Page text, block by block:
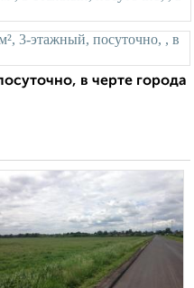
в черте города